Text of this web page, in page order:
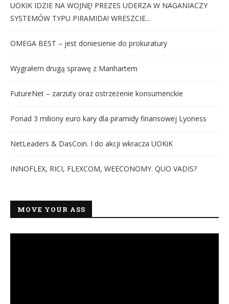
UOKIK IDZIE NA WOJNĘ! PREZES UDERZA W NAGANIACZY
SYSTEMÓW TYPU PIRAMIDA! WRESZCIE...
OMEGA BEST – jest doniesienie do prokuratury
Wygrałem drugą sprawę z Manhartem
FutureNet – zarzuty oraz ostrzeżenie konsumenckie
Ponad 3 miliony euro kary dla piramidy finansowej Lyoness
NetLeaders & DasCoin. I do akcji wkracza UOKiK
INNOFLEX, RICI, FLEXCOM, WEECONOMY. QUO VADIS?
MOVE YOUR ASS